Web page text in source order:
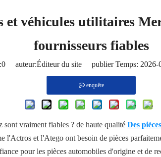
et véhicules utilitaires
fournisseurs fiables
0auteur:Éditeur du site publier Temps:
enquête
sont vraiment fiables ? de haute qualité Des
l'Actros et l'Atego ont besoin de pièces
pour les pièces automobiles d'origine et de